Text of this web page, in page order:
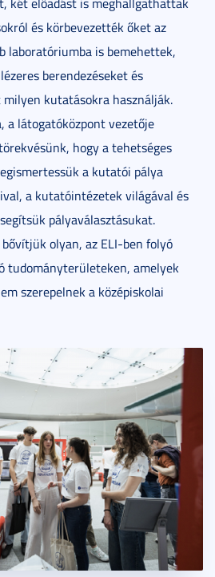
és körbevezették őket az
laboratóriumba is bemehettek,
berendezéseket és
kutatásokra használják.
a látogatóközpont vezetője
hogy a tehetséges
a kutatói pálya
a kutatóintézetek világával és
pályaválasztásukat.
olyan, az ELI-ben folyó
tudományterületeken, amelyek
szerepelnek a középiskolai